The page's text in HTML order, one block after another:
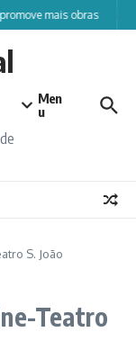
mais obras
Men
u
S. João
Teatro